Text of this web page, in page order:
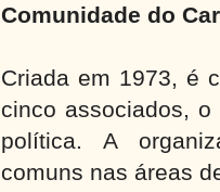
Comunidade do
Criada em 1973, é
cinco associados,
política. A
comuns nas áreas